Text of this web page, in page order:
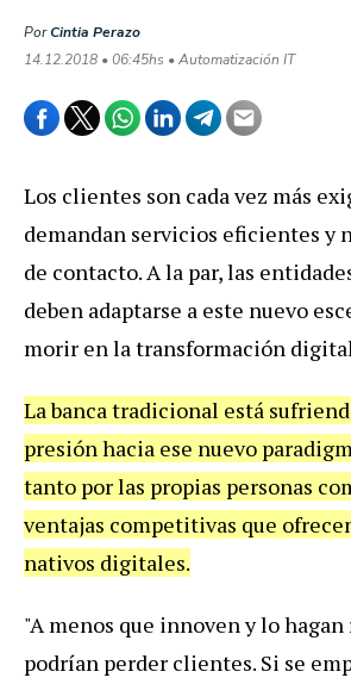
PorCintia Perazo
14.12.2018 • 06:45hs • Automatización IT
Los clientes son cadavez más
demandan servicios eficientes y
de contacto.Ala par,las
deben adaptarse a este nuevo
morir enlatransformación
Labancatradicional está
presiónhacia ese nuevo
tanto porlas propias personas
ventajas competitivas que
nativos digitales.
"A menos que innovenylohagan
podrían perder clientes. Si se